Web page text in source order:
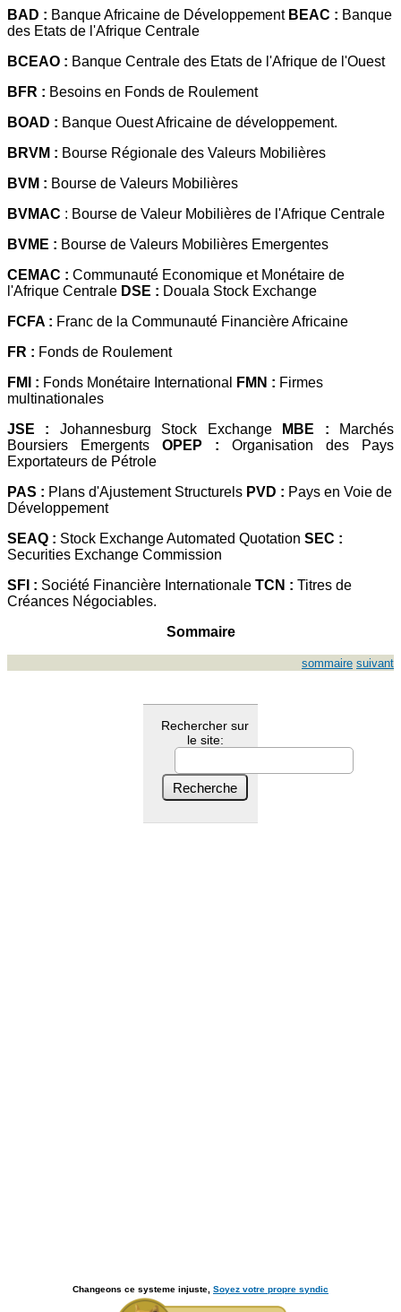
BAD : Banque Africaine de DéveloppementBEAC : Banque
des Etats de l'Afrique Centrale
BCEAO : Banque Centrale des Etats de l'Afrique de l'Ouest
BFR : Besoins en Fonds de Roulement
BOAD : Banque Ouest Africaine de développement.
BRVM : Bourse Régionale des Valeurs Mobilières
BVM : Bourse de Valeurs Mobilières
BVMAC : Bourse de Valeur Mobilières de l'Afrique Centrale
BVME : Bourse de Valeurs Mobilières Emergentes
CEMAC : Communauté Economique et Monétaire de
l'Afrique Centrale DSE : Douala Stock Exchange
FCFA : Franc de la Communauté Financière Africaine
FR : Fonds de Roulement
FMI : Fonds Monétaire International FMN : Firmes
multinationales
JSE : Johannesburg Stock Exchange MBE :
Marchés
Boursiers Emergents OPEP : Organisation des Pays
Exportateurs de Pétrole
PAS : Plans d'Ajustement Structurels PVD : Pays en Voie de
Développement
SEAQ : Stock Exchange Automated Quotation SEC :
Securities Exchange Commission
SFI : Société Financière Internationale TCN : Titres de
Créances Négociables.
Sommaire
sommaire suivant
Rechercher sur
le site:
Changeons ce systeme injuste, Soyez votre propre syndic